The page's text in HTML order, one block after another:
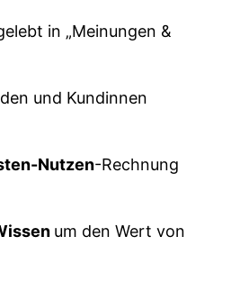
in „Meinungen &
und Kundinnen
Nutzen-Rechnung
um den Wert von